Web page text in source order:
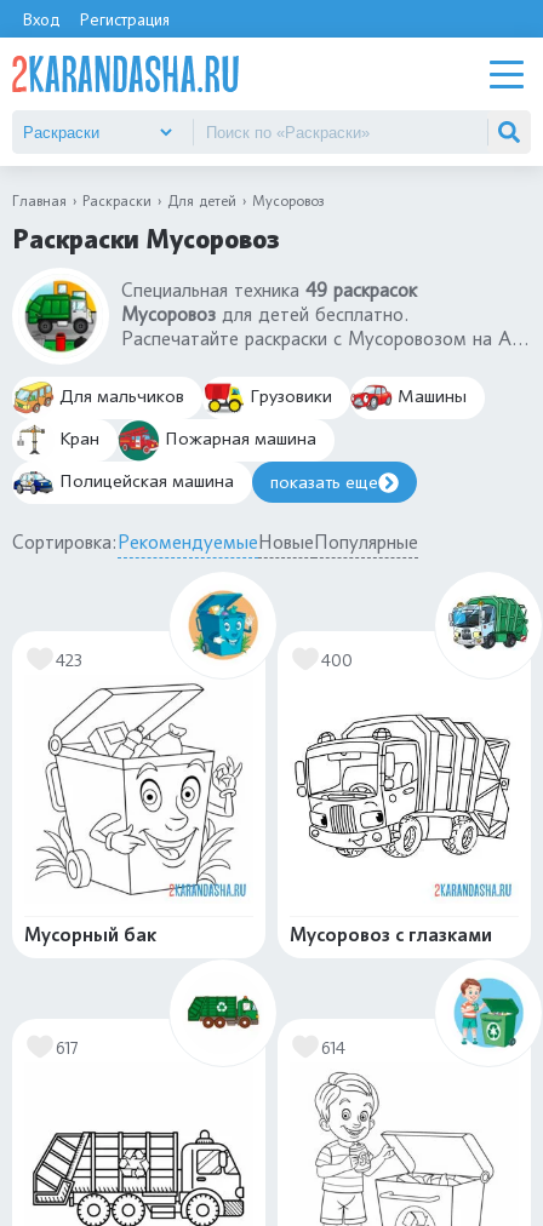
Вход Регистрация
Главная Раскраски Для детей Мусоровоз
Раскраски Мусоровоз
Специальная техника 49 раскрасок
Мусоровоз для детей бесплатно.
Распечатайте раскраски с Мусоровозом на А4
для мальчиков 3-4 года, 5-6 лет и
дошкольников и школьников 7-8 лет, детей
которые любят раскрашивать спецтехнику. Вы
найдете раскраски мусоровоз с бытовыми
отходами, с техникой и другие.
Для мальчиков Грузовики
Машины
Кран
Пожарная машина
Полицейская машина
показать еще
Сортировка:РекомендуемыеНовыеПопулярные
423
Мусорный бак
400
Мусоровоз с глазками
617 614